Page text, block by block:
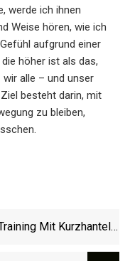
werde ich ihnen
Weise hören, wie ich
aufgrund einer
höher ist als das,
alle – und unser
besteht darin, mit
zu bleiben,
Mit Kurzhanteln